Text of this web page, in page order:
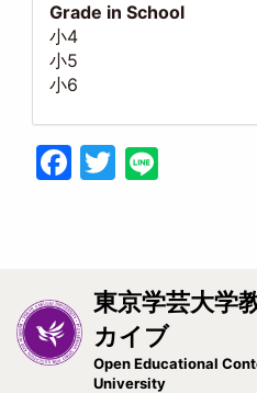
Grade in School
小4
小5
小6
Facebook
Twitter
東京学芸大学
カイブ
Open Educational
University